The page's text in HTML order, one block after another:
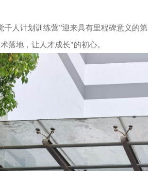
千人计划训练营”迎来具有里程碑意义的
落地，让人才成长"的初心。